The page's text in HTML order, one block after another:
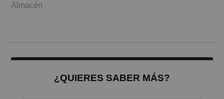
Almacén
¿QUIERES SABER MÁS?